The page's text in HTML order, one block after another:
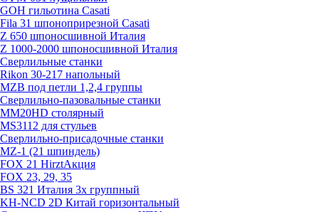
GOH гильотина Casati
Fila 31 шпоноприрезной Casati
Z 650 шпоносшивной Италия
Z 1000-2000 шпоносшивной Италия
Сверлильные станки
Rikon 30-217 напольный
MZB под петли 1,2,4 группы
Сверлильно-пазовальные станки
MM20HD столярный
MS3112 для стульев
Сверлильно-присадочные станки
MZ-1 (21 шпиндель)
FOX 21 HirztАкция
FOX 23, 29, 35
BS 321 Италия 3х группный
KH-NCD 2D Китай горизонтальный